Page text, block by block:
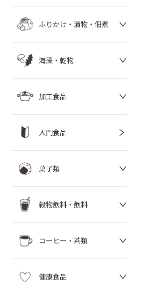
ふりかけ・漬物・佃煮
海藻・乾物
加工食品
入門食品
菓子類
穀物飲料・飲料
コーヒー・茶類
健康食品